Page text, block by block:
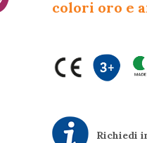
colori oro e
Richiedi